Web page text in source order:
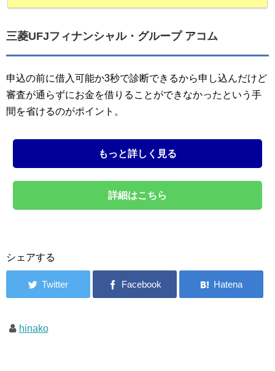
三菱UFJフィナンシャル・グループ アコム
申込の前に借入可能か3秒で診断できるから申し込んだけど
審査が通らずにお金を借りることができなかったという手
間を省けるのがポイント。
もっと詳しく見る
詳細はこちら
シェアする
hinako